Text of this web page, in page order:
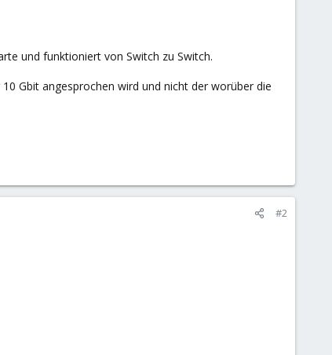
und funktioniert von Switch zu Switch.
Gbit angesprochen wird und nicht der worüber die
#2